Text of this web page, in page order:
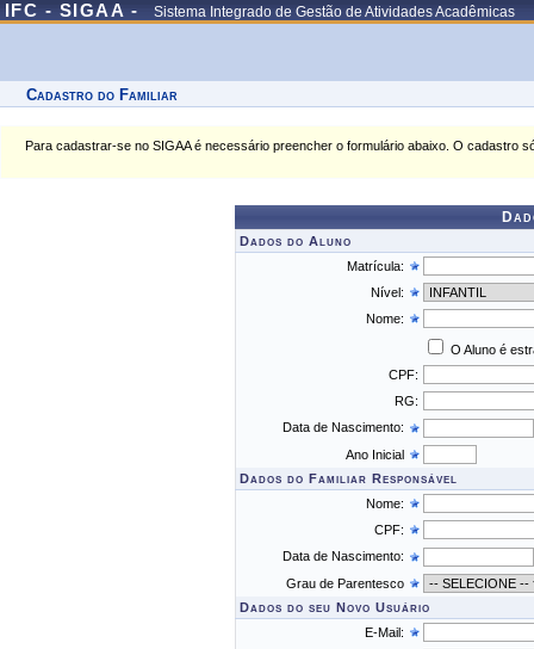
IFC - SIGAA - Sistema Integrado de Gestão de Atividades Acadêmicas
Cadastro do Familiar
Para cadastrar-se no SIGAA é necessário preencher o formulário abaixo. O cadastro
Dados do Aluno
Matrícula:
Nível:
Nome:
O Aluno é
CPF:
RG:
Data de Nascimento:
Ano Inicial
Dados do Familiar Responsável
Nome:
CPF:
Data de Nascimento:
Grau de Parentesco
Dados do seu Novo Usuário
E-Mail: